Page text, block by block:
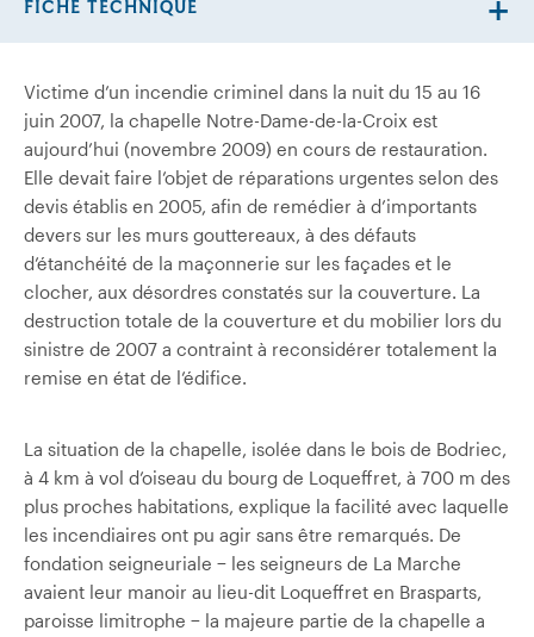
Victime d’un incendie criminel dans la nuit du 15 au 16
juin 2007, la chapelle Notre-Dame-de-la-Croix est
aujourd’hui (novembre 2009) en cours de restauration.
Elle devait faire l’objet de réparations urgentes selon des
devis établis en 2005, afin de remédier à d’importants
devers sur les murs gouttereaux, à des défauts
d’étanchéité de la maçonnerie sur les façades et le
clocher, aux désordres constatés sur la couverture. La
destruction totale de la couverture et du mobilier lors du
sinistre de 2007 a contraint à reconsidérer totalement la
remise en état de l’édifice.
La situation de la chapelle, isolée dans le bois de Bodriec,
à 4 km à vol d’oiseau du bourg de Loqueffret, à 700 m des
plus proches habitations, explique la facilité avec laquelle
les incendiaires ont pu agir sans être remarqués. De
fondation seigneuriale − les seigneurs de La Marche
avaient leur manoir au lieu-dit Loqueffret en Brasparts,
paroisse limitrophe − la majeure partie de la chapelle a
FICHE TECHNIQUE